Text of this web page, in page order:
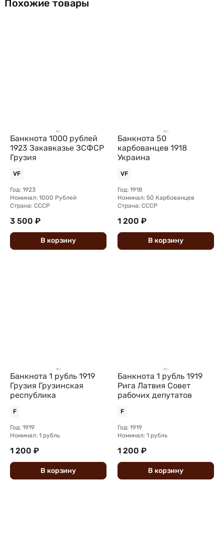
Похожие товары
Банкнота 1000 рублей
1923 Закавказье ЗСФСР
Грузия
VF
Год: 1923
Номинал: 1000 Рублей
Страна: СССР
3 500 ₽
В корзину
Банкнота 50
карбованцев 1918
Украина
VF
Год: 1918
Номинал: 50 Карбованцев
Страна: СССР
1 200 ₽
В корзину
Банкнота 1 рубль 1919
Грузия Грузинская
республика
F
Год: 1919
Номинал: 1 рубль
1 200 ₽
В корзину
Банкнота 1 рубль 1919
Рига Латвия Совет
рабочих депутатов
F
Год: 1919
Номинал: 1 рубль
1 200 ₽
В корзину